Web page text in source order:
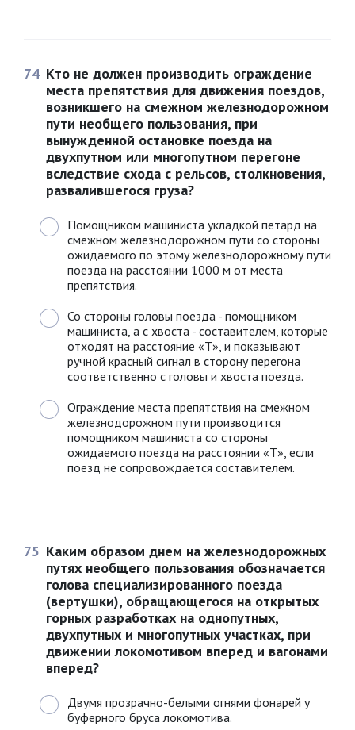
74 Кто не должен производить ограждение
места препятствия для движения поездов,
возникшего на смежном железнодорожном
пути необщего пользования, при
вынужденной остановке поезда на
двухпутном или многопутном перегоне
вследствие схода с рельсов, столкновения,
развалившегося груза?
Помощником машиниста укладкой петард на
смежном железнодорожном пути со стороны
ожидаемого по этому железнодорожному пути
поезда на расстоянии 1000 м от места
препятствия.
Со стороны головы поезда - помощником
машиниста, а с хвоста - составителем, которые
отходят на расстояние «Т», и показывают
ручной красный сигнал в сторону перегона
соответственно с головы и хвоста поезда.
Ограждение места препятствия на смежном
железнодорожном пути производится
помощником машиниста со стороны
ожидаемого поезда на расстоянии «Т», если
поезд не сопровождается составителем.
75 Каким образом днем на железнодорожных
путях необщего пользования обозначается
голова специализированного поезда
(вертушки), обращающегося на открытых
горных разработках на однопутных,
двухпутных и многопутных участках, при
движении локомотивом вперед и вагонами
вперед?
Двумя прозрачно-белыми огнями фонарей у
буферного бруса локомотива.